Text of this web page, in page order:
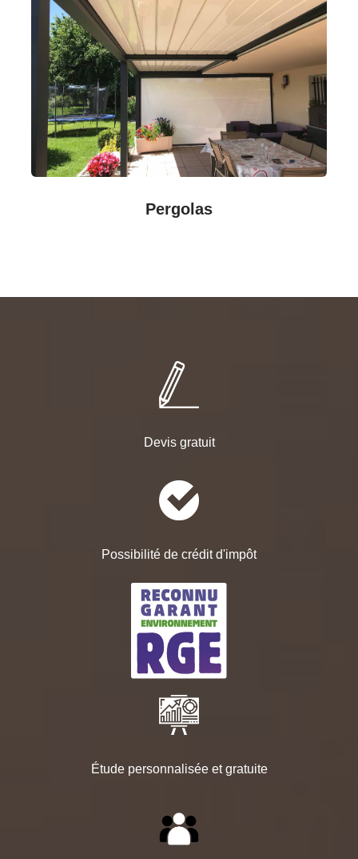
Pergolas
Devis gratuit
Possibilité de crédit d'impôt
Étude personnalisée et gratuite